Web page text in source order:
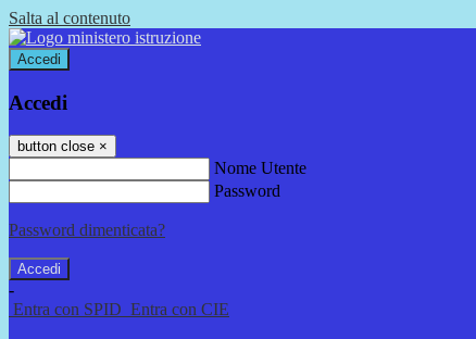
Salta al contenuto
Accedi
Accedi
button close ×
Nome Utente
Password
Password dimenticata?
-
Entra con SPID Entra con CIE